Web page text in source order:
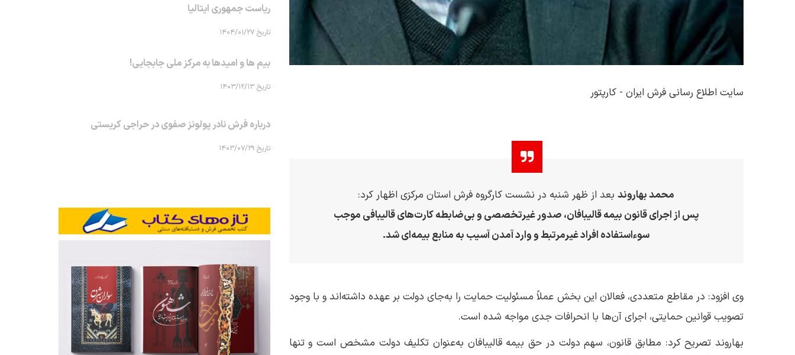
سایت اطلاع رسانی فرش ایران - کارپتور
محمد بهاروندبعد از ظهر شنبه در نشست کارگروه فرش استان مرکزی اظهار کرد:
پس از اجرای قانون بیمه قالیبافان، صدور غیرتخصصی و بی‌ضابطه کارت‌های قالیبافی موجب
سوءاستفاده افراد غیرمرتبط و وارد آمدن آسیب به منابع بیمه‌ای شد.
وی افزود: در مقاطع متعددی، فعالان این بخش عملاً مسئولیت حمایت را به‌جای دولت بر عهده داشته‌اند و با وجود
تصویب قوانین حمایتی، اجرای آن‌ها با انحرافات جدی مواجه شده است.
بهاروند تصریح کرد: مطابق قانون، سهم دولت در حق بیمه قالیبافان به‌عنوان تکلیف دولت مشخص است و تنها
ریاست جمهوری ایتالیا
تاریخ ۱۴۰۴/۰۱/۲۷
بیم ها و امیدها به مرکز ملی جابجایی!
تاریخ ۱۴۰۳/۱۲/۱۳
درباره فرش نادر پولونز صفوی در حراجی کریستی
تاریخ ۱۴۰۳/۰۷/۲۹